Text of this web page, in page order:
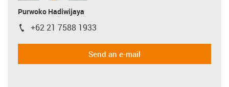
Purwoko Hadiwijaya
igus-icon-phone
+62 21 7588 1933
Send an e-mail